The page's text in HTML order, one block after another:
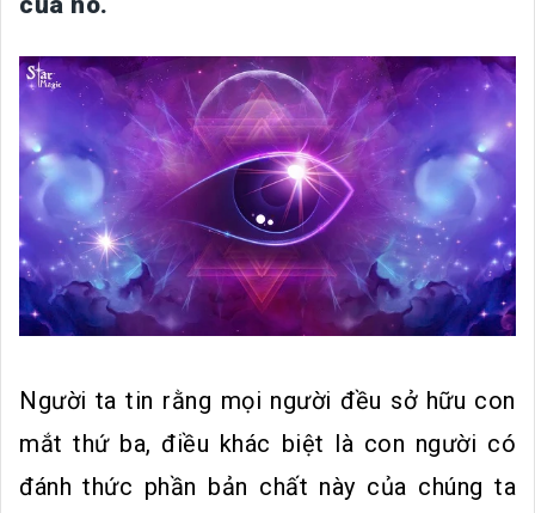
Người ta tin rằng mọi người đều sở hữu con
mắt thứ ba, điều khác biệt là con người có
đánh thức phần bản chất này của chúng ta